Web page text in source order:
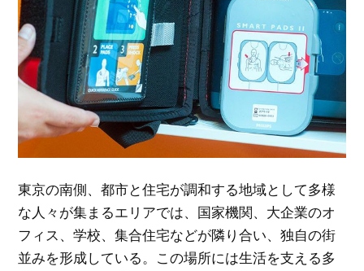
東京の南側、都市と住宅が調和する地域として多様
な人々が集まるエリアでは、国家機関、大企業のオ
フィス、学校、集合住宅などが隣り合い、独自の街
並みを形成している。 この場所には生活を支える多